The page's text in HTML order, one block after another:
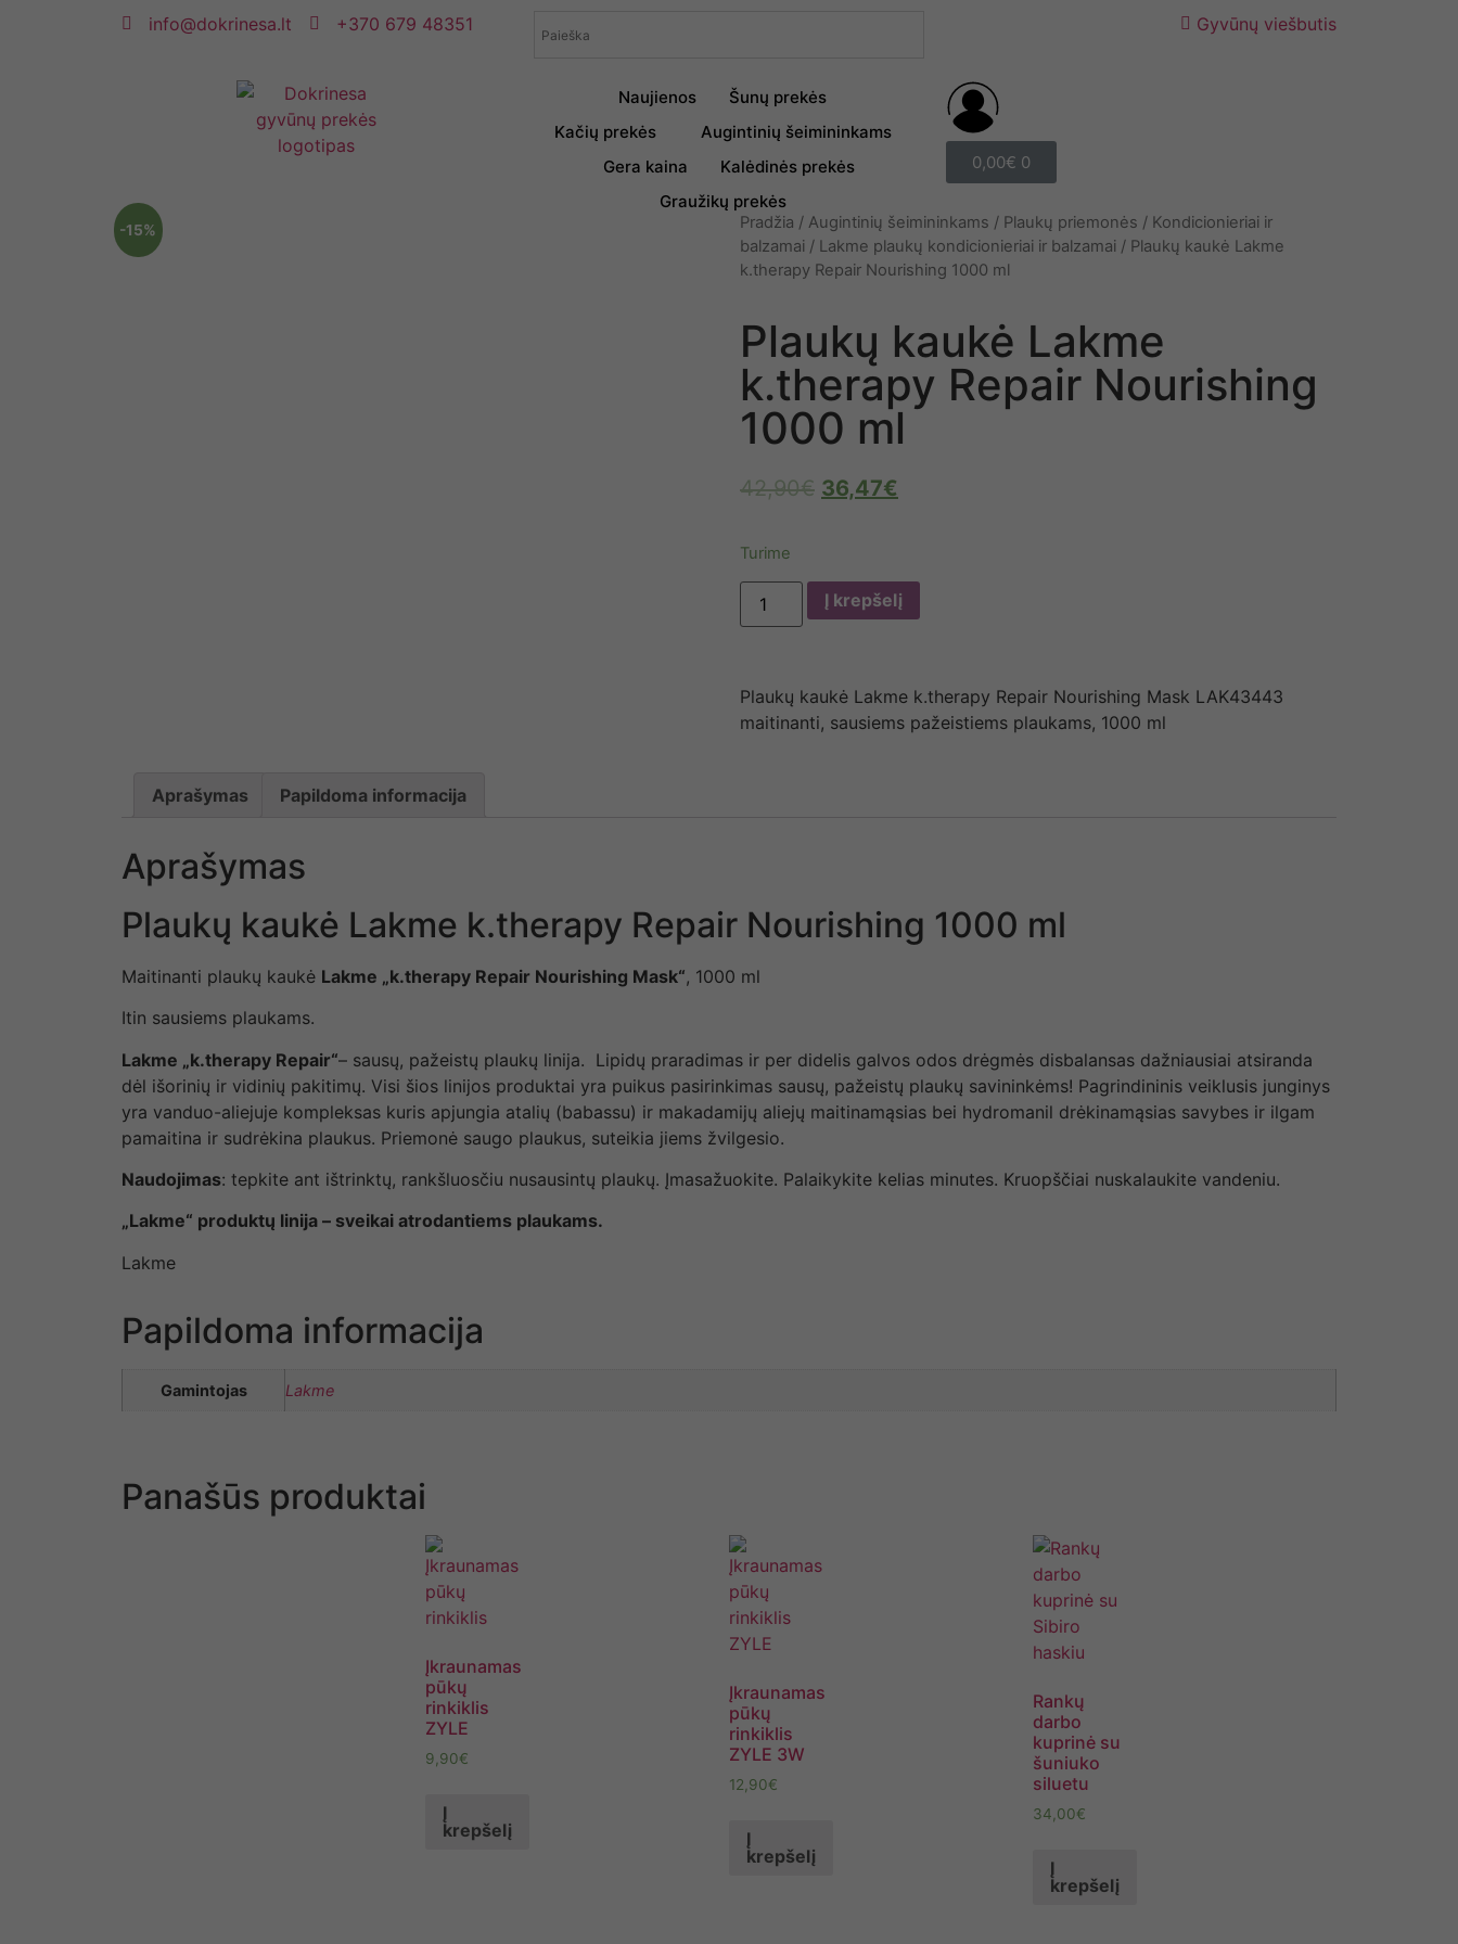
info@dokrinesa.lt +370 679 48351 Gyvūnų viešbutis
Naujienos
Šunų prekės
Kačių prekės
Augintinių šeimininkams
Gera kaina
Kalėdinės prekės
Graužikų prekės
0,00€ 0
-15% Pradžia / Augintinių šeimininkams / Plaukų priemonės / Kondicionieriai ir
balzamai / Lakme plaukų kondicionieriai ir balzamai / Plaukų kaukė Lakme
k.therapy Repair Nourishing 1000 ml
Plaukų kaukė Lakme
k.therapy Repair Nourishing
1000 ml
42,90€ 36,47€
Turime
Į krepšelį
Plaukų kaukė Lakme k.therapy Repair Nourishing Mask LAK43443
maitinanti, sausiems pažeistiems plaukams, 1000 ml
Aprašymas Papildoma informacija
Aprašymas
Plaukų kaukė Lakme k.therapy Repair Nourishing 1000 ml
Maitinanti plaukų kaukė Lakme „k.therapy Repair Nourishing Mask“, 1000 ml
Itin sausiems plaukams.
Lakme „k.therapy Repair“– sausų, pažeistų plaukų linija. Lipidų praradimas ir per didelis galvos odos drėgmės disbalansas dažniausiai atsiranda
dėl išorinių ir vidinių pakitimų. Visi šios linijos produktai yra puikus pasirinkimas sausų, pažeistų plaukų savininkėms! Pagrindininis veiklusis junginys
yra vanduo-aliejuje kompleksas kuris apjungia atalių (babassu) ir makadamijų aliejų maitinamąsias bei hydromanil drėkinamąsias savybes ir ilgam
pamaitina ir sudrėkina plaukus. Priemonė saugo plaukus, suteikia jiems žvilgesio.
Naudojimas: tepkite ant ištrinktų, rankšluosčiu nusausintų plaukų. Įmasažuokite. Palaikykite kelias minutes. Kruopščiai nuskalaukite vandeniu.
„Lakme“ produktų linija – sveikai atrodantiems plaukams.
Lakme
Papildoma informacija
Gamintojas Lakme
Panašūs produktai
Įkraunamas
pūkų
rinkiklis
ZYLE
9,90€
Į
krepšelį
Įkraunamas
pūkų
rinkiklis
ZYLE 3W
12,90€
Į
krepšelį
Rankų
darbo
kuprinė su
šuniuko
siluetu
34,00€
Į
krepšelį